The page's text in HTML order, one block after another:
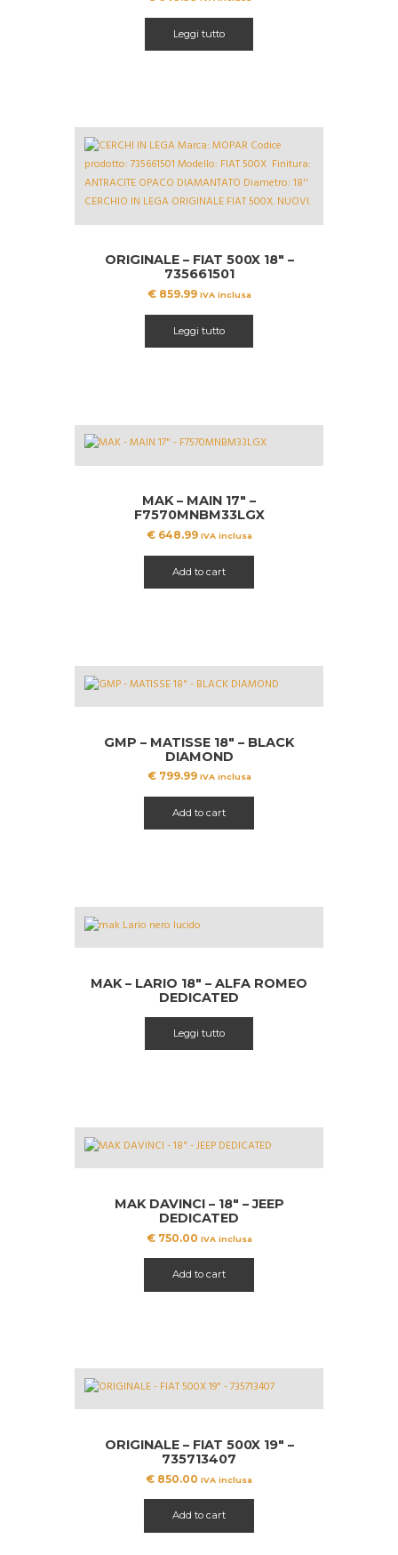
Leggi tutto
ORIGINALE – FIAT 500X 18″ –
735661501
€859.99 IVA inclusa
Leggi tutto
MAK – MAIN 17″ –
F7570MNBM33LGX
€648.99 IVA inclusa
Add to cart
GMP – MATISSE 18″ – BLACK
DIAMOND
€799.99 IVA inclusa
Add to cart
MAK – LARIO 18″ – ALFA ROMEO
DEDICATED
Leggi tutto
MAK DAVINCI – 18″ – JEEP
DEDICATED
€750.00 IVA inclusa
Add to cart
ORIGINALE – FIAT 500X 19″ –
735713407
€ 850.00 IVA inclusa
Add to cart